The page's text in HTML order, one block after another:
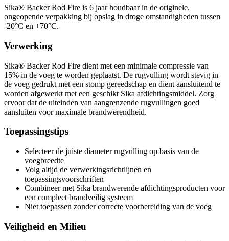
Sika® Backer Rod Fire is 6 jaar houdbaar in de originele,
ongeopende verpakking bij opslag in droge omstandigheden tussen
-20°C en +70°C.
Verwerking
Sika® Backer Rod Fire dient met een minimale compressie van
15% in de voeg te worden geplaatst. De rugvulling wordt stevig in
de voeg gedrukt met een stomp gereedschap en dient aansluitend te
worden afgewerkt met een geschikt Sika afdichtingsmiddel. Zorg
ervoor dat de uiteinden van aangrenzende rugvullingen goed
aansluiten voor maximale brandwerendheid.
Toepassingstips
Selecteer de juiste diameter rugvulling op basis van de
voegbreedte
Volg altijd de verwerkingsrichtlijnen en
toepassingsvoorschriften
Combineer met Sika brandwerende afdichtingsproducten voor
een compleet brandveilig systeem
Niet toepassen zonder correcte voorbereiding van de voeg
Veiligheid en Milieu